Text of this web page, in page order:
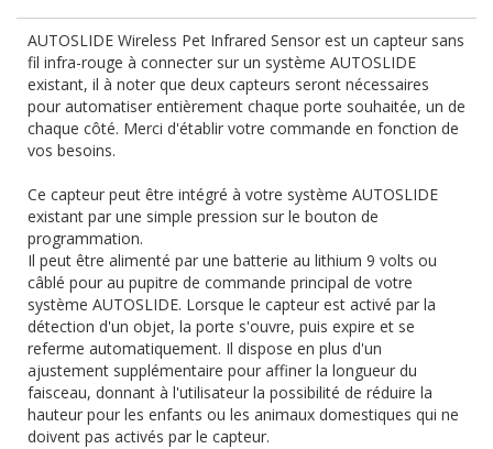
AUTOSLIDE Wireless Pet Infrared Sensor est un capteur sans
fil infra-rouge à connecter sur un système AUTOSLIDE
existant, il à noter que deux capteurs seront nécessaires
pour automatiser entièrement chaque porte souhaitée, un de
chaque côté. Merci d'établir votre commande en fonction de
vos besoins.
Ce capteur peut être intégré à votre système AUTOSLIDE
existant par une simple pression sur le bouton de
programmation.
Il peut être alimenté par une batterie au lithium 9 volts ou
câblé pour au pupitre de commande principal de votre
système AUTOSLIDE. Lorsque le capteur est activé par la
détection d'un objet, la porte s'ouvre, puis expire et se
referme automatiquement. Il dispose en plus d'un
ajustement supplémentaire pour affiner la longueur du
faisceau, donnant à l'utilisateur la possibilité de réduire la
hauteur pour les enfants ou les animaux domestiques qui ne
doivent pas activés par le capteur.